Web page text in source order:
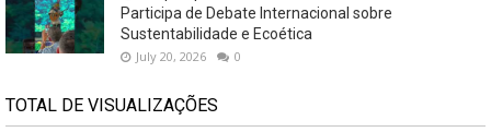
Participa de Debate Internacional sobre
Sustentabilidade e Ecoética
July 20, 2026 0
TOTAL DE VISUALIZAÇÕES